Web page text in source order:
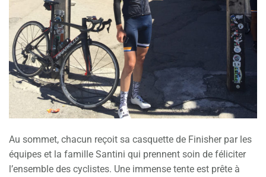
Au sommet, chacun reçoit sa casquette de Finisher par les
équipes et la famille Santini qui prennent soin de féliciter
l’ensemble des cyclistes. Une immense tente est prête à